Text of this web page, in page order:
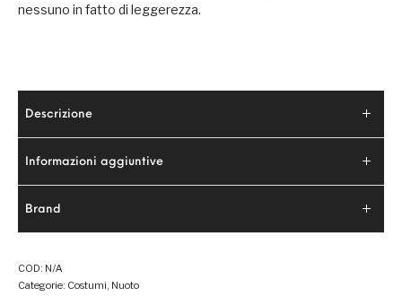
nessuno in fatto di leggerezza.
Descrizione
Informazioni aggiuntive
Brand
COD: N/A
Categorie: Costumi Nuoto